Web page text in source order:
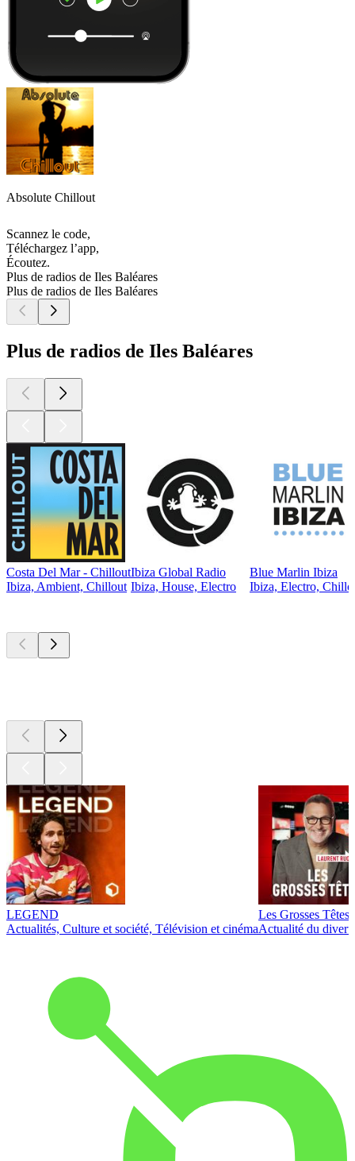
Absolute Chillout
Scannez le code,
Téléchargez l’app,
Écoutez.
Plus de radios de Iles Baléares
Plus de radios de Iles Baléares
Plus de radios de Iles Baléares
Costa Del Mar - Chillout
Ibiza, Ambient, Chillout
Ibiza Global Radio
Ibiza, House, Electro
Blue Marlin Ibiza
Ibiza, Electro,
LEGEND
Actualités, Culture et société, Télévision et cinéma
Les Grosses Têtes
Actualité du